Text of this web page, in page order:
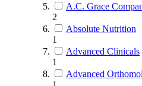
A.C. Grace
2
Absolute Nutrition
1
Advanced Clinicals
1
Advanced